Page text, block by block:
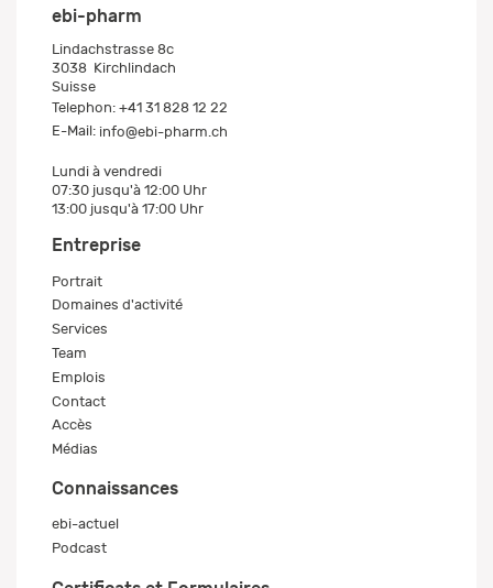
ebi-pharm
Lindachstrasse 8c
3038 Kirchlindach
Suisse
Telephon: +41 31 828 12 22
E-Mail: info@ebi-pharm.ch
Lundi à vendredi
07:30 jusqu'à 12:00 Uhr
13:00 jusqu'à 17:00 Uhr
Entreprise
Portrait
Domaines d'activité
Services
Team
Emplois
Contact
Accès
Médias
Connaissances
ebi-actuel
Podcast